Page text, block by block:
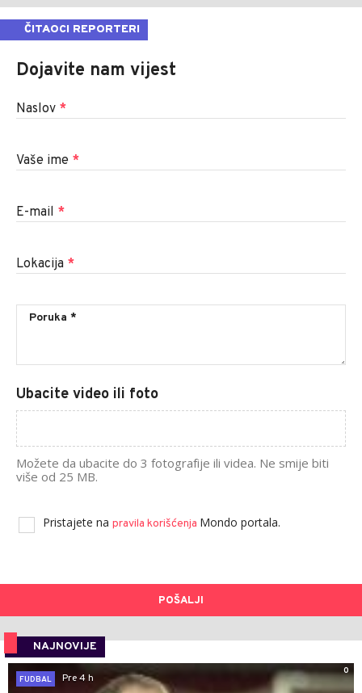
ČITAOCI REPORTERI
Dojavite nam vijest
Naslov *
Vaše ime *
E-mail *
Lokacija *
Ubacite video ili foto
Možete da ubacite do 3 fotografije ili videa. Ne smije biti
više od 25 MB.
Pristajete na pravila korišćenja Mondo portala.
POŠALJI
NAJNOVIJE
0
FUDBAL
Pre 4 h